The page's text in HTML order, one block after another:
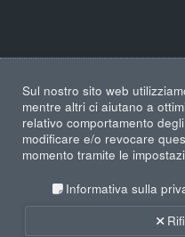
Sul nostro sito web
mentre altri ci aiutano a
relativo comportamento
modificare e/o revocare
momento tramite le
Informativa sulla